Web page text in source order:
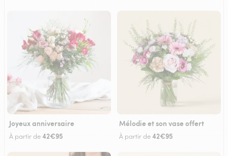
Joyeux anniversaire
À partir de42€95
Mélodie et son vase offert
À partir de42€95